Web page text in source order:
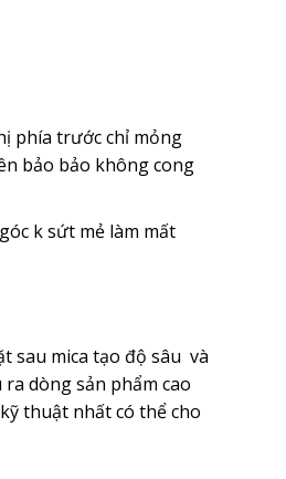
phía trước chỉ mỏng
bảo bảo không cong
k sứt mẻ làm mất
sau mica tạo độ sâu và
dòng sản phẩm cao
thuật nhất có thể cho